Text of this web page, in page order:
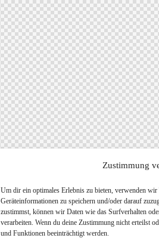
Zustimmung
Um dir ein optimales Erlebnis zu bieten, verwenden
Geräteinformationen zu speichern und/oder darauf
zustimmst, können wir Daten wie das Surfverhalten
verarbeiten. Wenn du deine Zustimmung nicht erteilst
und Funktionen beeinträchtigt werden.